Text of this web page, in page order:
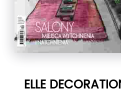
ELLE